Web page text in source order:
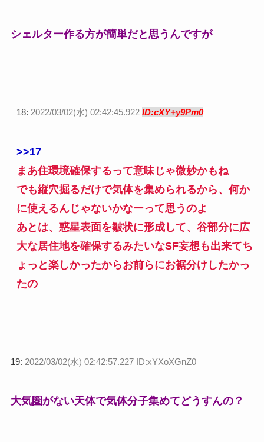
シェルター作る方が簡単だと思うんですが
18: 2022/03/02(水) 02:42:45.922 ID:cXY+y9Pm0
>>17
まあ住環境確保するって意味じゃ微妙かもね
でも縦穴掘るだけで気体を集められるから、何か
に使えるんじゃないかなーって思うのよ
あとは、惑星表面を皺状に形成して、谷部分に広
大な居住地を確保するみたいなSF妄想も出来てち
ょっと楽しかったからお前らにお裾分けしたかっ
たの
19: 2022/03/02(水) 02:42:57.227 ID:xYXoXGnZ0
大気圏がない天体で気体分子集めてどうすんの？